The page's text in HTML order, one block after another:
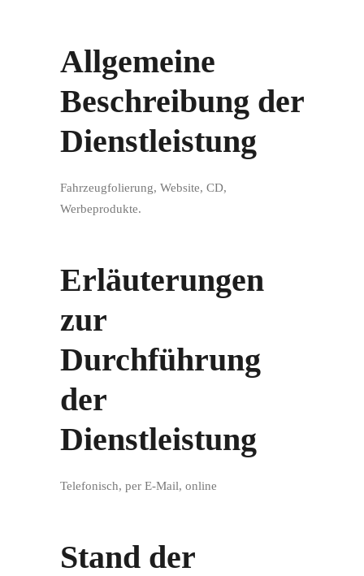
Allgemeine
Beschreibung der
Dienstleistung
Fahrzeugfolierung, Website, CD,
Werbeprodukte.
Erläuterungen
zur
Durchführung
der
Dienstleistung
Telefonisch, per E-Mail, online
Stand der